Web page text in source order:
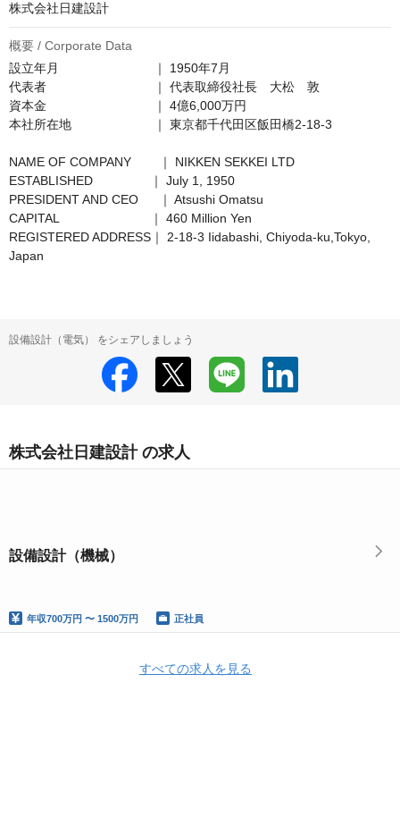
株式会社日建設計
概要 / Corporate Data
設立年月　　　　　　　  ｜ 1950年7月
代表者　　　　　　　　  ｜ 代表取締役社長　大松　敦
資本金　　　　　　　　  ｜ 4億6,000万円
本社所在地　　　　　　  ｜ 東京都千代田区飯田橋2-18-3
NAME OF COMPANY	  ｜ NIKKEN SEKKEI LTD
ESTABLISHED　　　　  ｜ July 1, 1950
PRESIDENT AND CEO	  ｜ Atsushi Omatsu
CAPITAL　　　　　　　 ｜ 460 Million Yen
REGISTERED ADDRESS｜ 2-18-3 Iidabashi, Chiyoda-ku,Tokyo,
Japan
設備設計（電気） をシェアしましょう
株式会社日建設計 の求人
設備設計（機械）
年収700万円 〜 1500万円 正社員
すべての求人を見る